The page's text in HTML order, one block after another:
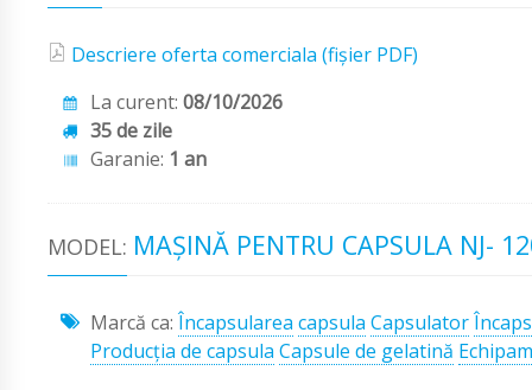
Descriere oferta comerciala (fișier PDF)
La curent: 08/10/2026
35 de zile
Garanie: 1 an
MODEL: MAŞINĂ PENTRU CAPSULA NJ-
Marcă ca: Încapsularea capsula Capsulator
Producţia de capsula Capsule de gelatină